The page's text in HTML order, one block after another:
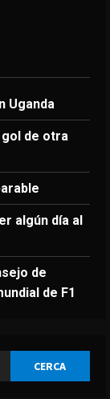
Uganda
de otra
algún día al
de
de F1